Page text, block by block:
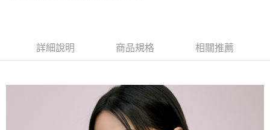
2.透過簡訊連結打開帳單後，可選擇「超商條碼／台灣大直營門市／銀行轉
1.本服務係由「台灣大哥大股份有限公司」（以下簡稱本公司）所提供，讓
用戶於交易時，得透過本服務購買商品或服務，並由商店將買賣／分期付款
買賣價金債權讓與本公司後，依約使用本公司帳單繳交帳款。
2.基於同意付款使用「大哥付你分期」之契約關係目的，商店將以您的個人
每筆NT$80，滿NT$1,500(含以上)免運費
每筆NT$80，滿NT$1,500(含以上)免運費
每筆NT$80，滿NT$1,500(含以上)免運費
詳細說明 商品規格 相關推薦